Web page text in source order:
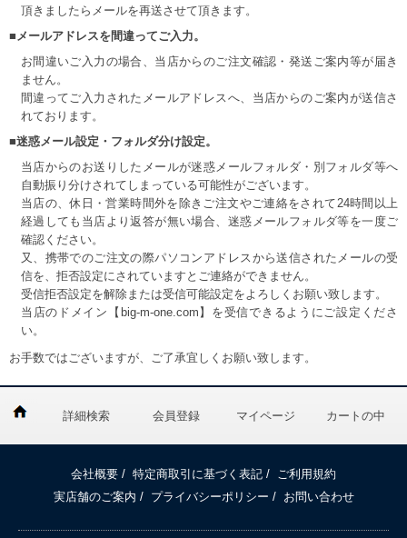
頂きましたらメールを再送させて頂きます。
■メールアドレスを間違ってご入力。
お間違いご入力の場合、当店からのご注文確認・発送ご案内等が届き
ません。
間違ってご入力されたメールアドレスへ、当店からのご案内が送信さ
れております。
■迷惑メール設定・フォルダ分け設定。
当店からのお送りしたメールが迷惑メールフォルダ・別フォルダ等へ
自動振り分けされてしまっている可能性がございます。
当店の、休日・営業時間外を除きご注文やご連絡をされて24時間以上
経過しても当店より返答が無い場合、迷惑メールフォルダ等を一度ご
確認ください。
又、携帯でのご注文の際パソコンアドレスから送信されたメールの受
信を、拒否設定にされていますとご連絡ができません。
受信拒否設定を解除または受信可能設定をよろしくお願い致します。
当店のドメイン【big-m-one.com】を受信できるようにご設定くださ
い。
お手数ではございますが、ご了承宜しくお願い致します。
詳細検索 会員登録 マイページ カートの中
会社概要 / 特定商取引に基づく表記 /
ご利用規約
実店舗のご案内 / プライバシーポリシー / お問い合わせ